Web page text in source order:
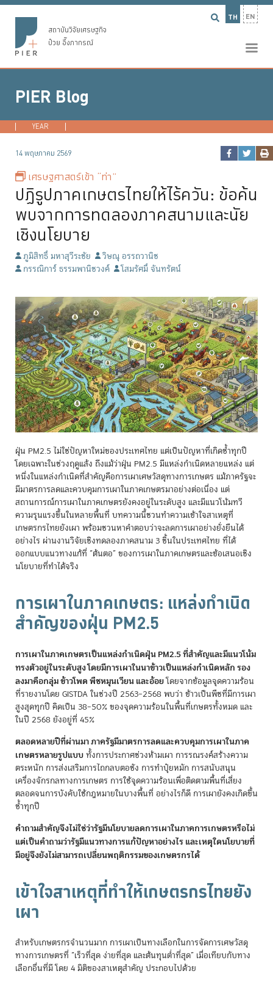
TH EN
สถาบันวิจัยเศรษฐกิจ
ป๋วย อึ๊งภากรณ์
PIER Blog
YEAR
14 พฤษภาคม 2569
เศรษฐศาสตร์เข้า “ท่า”
ปฏิรูปภาคเกษตรไทยให้ไร้ควัน: ข้อค้น
พบจากการทดลองภาคสนามและนัย
เชิงนโยบาย
ภูมิสิทธิ์ มหาสุวีระชัย
วิษณุ อรรถวานิช
กรรณิการ์ ธรรมพานิชวงค์
โสมรัศมิ์ จันทรัตน์
ฝุ่น PM2.5 ไม่ใช่ปัญหาใหม่ของประเทศไทย แต่เป็นปัญหาที่เกิดซ้ำทุกปี
โดยเฉพาะในช่วงฤดูแล้ง ถึงแม้ว่าฝุ่น PM2.5 มีแหล่งกำเนิดหลายแหล่ง แต่
หนึ่งในแหล่งกำเนิดที่สำคัญคือการเผาเศษวัสดุทางการเกษตร แม้ภาครัฐจะ
มีมาตรการลดและควบคุมการเผาในภาคเกษตรมาอย่างต่อเนื่อง แต่
สถานการณ์การเผาในภาคเกษตรยังคงอยู่ในระดับสูง และมีแนวโน้มทวี
ความรุนแรงขึ้นในหลายพื้นที่ บทความนี้ชวนทำความเข้าใจสาเหตุที่
เกษตรกรไทยยังเผา พร้อมชวนหาคำตอบว่าจะลดการเผาอย่างยั่งยืนได้
อย่างไร ผ่านงานวิจัยเชิงทดลองภาคสนาม 3 ชิ้นในประเทศไทย ที่ได้
ออกแบบแนวทางแก้ที่ “ต้นตอ” ของการเผาในภาคเกษตรและข้อเสนอเชิง
นโยบายที่ทำได้จริง
การเผาในภาคเกษตร: แหล่งกำเนิด
สำคัญของฝุ่น PM2.5
การเผาในภาคเกษตรเป็นแหล่งกำเนิดฝุ่น PM2.5 ที่สำคัญและมีแนวโน้ม
ทรงตัวอยู่ในระดับสูง โดยมีการเผาในนาข้าวเป็นแหล่งกำเนิดหลัก รอง
ลงมาคือกลุ่ม ข้าวโพด พืชหมุนเวียน และอ้อยโดยจากข้อมูลจุดความร้อน
ที่รายงานโดย GISTDA ในช่วงปี 2563–2568 พบว่า ข้าวเป็นพืชที่มีการเผา
สูงสุดทุกปี คิดเป็น 38–50% ของจุดความร้อนในพื้นที่เกษตรทั้งหมด และ
ในปี 2568 ยังอยู่ที่ 45%
ตลอดหลายปีที่ผ่านมา ภาครัฐมีมาตรการลดและควบคุมการเผาในภาค
เกษตรหลายรูปแบบทั้งการประกาศช่วงห้ามเผา การรณรงค์สร้างความ
ตระหนัก การส่งเสริมการไถกลบตอซัง การทำปุ๋ยหมัก การสนับสนุน
เครื่องจักรกลทางการเกษตร การใช้จุดความร้อนเพื่อติดตามพื้นที่เสี่ยง
ตลอดจนการบังคับใช้กฎหมายในบางพื้นที่ อย่างไรก็ดี การเผายังคงเกิดขึ้น
ซ้ำทุกปี
คำถามสำคัญจึงไม่ใช่ว่ารัฐมีนโยบายลดการเผาในภาคการเกษตรหรือไม่
แต่เป็นคำถามว่ารัฐมีแนวทางการแก้ปัญหาอย่างไร และเหตุใดนโยบายที่
มีอยู่จึงยังไม่สามารถเปลี่ยนพฤติกรรมของเกษตรกรได้
เข้าใจสาเหตุที่ทำให้เกษตรกรไทยยัง
เผา
สำหรับเกษตรกรจำนวนมาก การเผาเป็นทางเลือกในการจัดการเศษวัสดุ
ทางการเกษตรที่ “เร็วที่สุด ง่ายที่สุด และต้นทุนต่ำที่สุด” เมื่อเทียบกับทาง
เลือกอื่นที่มี โดย 4 มิติของสาเหตุสำคัญ ประกอบไปด้วย